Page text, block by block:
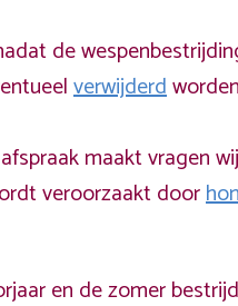
de
verwijderd
maakt vragen
veroorzaakt door
en de zomer